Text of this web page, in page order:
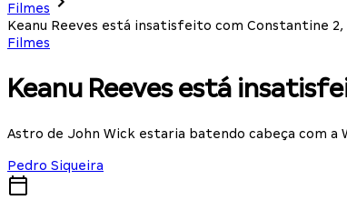
Filmes
Keanu Reeves está insatisfeito com Constantine
Filmes
Keanu Reeves está
Astro de John Wick estaria batendo cabeça com a
Pedro Siqueira